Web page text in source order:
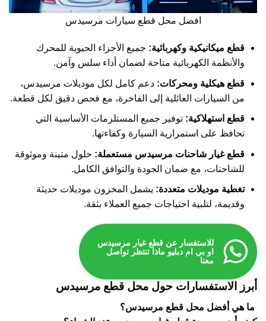
افضل محل قطع سيارات مرسيدس
قطع ميكانيكية وكهربائية: جميع الأجزاء الحيوية للمحرك
والأنظمة الكهربائية متاحة لضمان أداء سلس وآمن.
قطع هيكلية ومحركات: دعم كامل لكل موديلات مرسيدس،
من السيارات العائلية إلى الفاخرة، مع فحص دقيق لكل قطعة.
قطع استهلاكية: توفير جميع المستلزمات الأساسية التي
تحافظ على استمرارية السيارة وكفاءتها.
قطع غيار شاحنات مرسيدس مستعملة: حلول متينة وموثوقة
للشاحنات، مع ضمان الجودة والتوافق الكامل.
تغطية موديلات متعددة: يشمل المخزون موديلات حديثة
وقديمة، لتلبية احتياجات جميع العملاء بثقة.
للاستفسار عن قطع غيار مرسيدس
او بي ام دبليو ماذا تنتظر تواصل
معنا
أبرز الاستفسارات حول محل قطع مرسيدس
ما هي أفضل محل قطع مرسيدس؟